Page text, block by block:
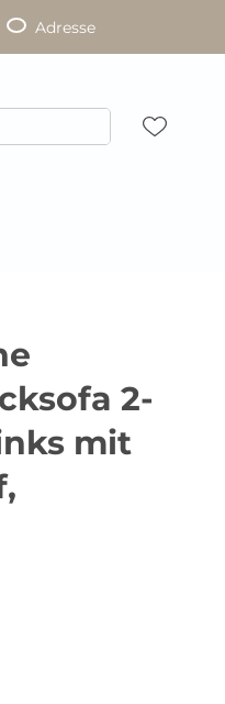
Adresse
2-
mit